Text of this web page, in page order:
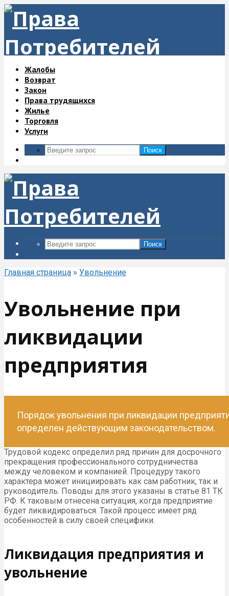
Жалобы
Возврат
Закон
Права трудящихся
Жилье
Торговля
Услуги
Поиск
Поиск
Главная страница » Увольнение
Увольнение при
ликвидации
предприятия
Порядок увольнения при ликвидации
определен действующим законодательством.
Трудовой кодекс определил ряд причин для досрочного
прекращения профессионального сотрудничества
между человеком и компанией. Процедуру такого
характера может инициировать как сам работник, так и
руководитель. Поводы для этого указаны в статье 81 ТК
РФ. К таковым отнесена ситуация, когда предприятие
будет ликвидироваться. Такой процесс имеет ряд
особенностей в силу своей специфики.
Ликвидация предприятия и
увольнение